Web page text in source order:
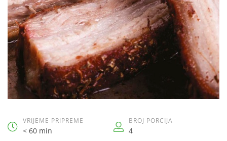
VRIJEME PRIPREME
< 60 min
BROJ PORCIJA
4